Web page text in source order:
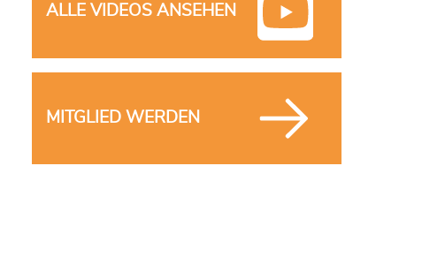
ALLE VIDEOS ANSEHEN
MITGLIED WERDEN